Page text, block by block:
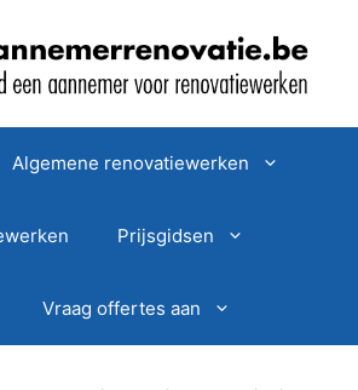
Algemene renovatiewerken
Prijsgidsen
Vraag offertes aan